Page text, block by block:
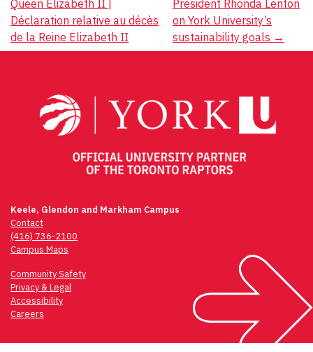
navigation
Queen Elizabeth II |
Déclaration relative au décès
de la Reine Elizabeth II
President Rhonda Lenton
on York University’s
sustainability goals →
Keele, Glendon and Markham Campus
Contact
(416) 736-2100
Campus Maps
Community Safety
Privacy & Legal
Accessibility
Careers